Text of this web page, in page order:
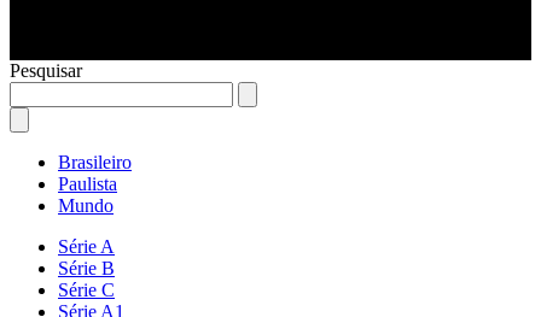
Pesquisar
Brasileiro
Paulista
Mundo
Série A
Série B
Série C
Série A1